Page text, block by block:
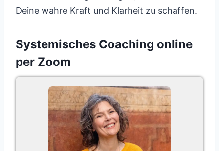
Deine wahre Kraft und Klarheit zu schaffen.
Systemisches Coaching online
per Zoom